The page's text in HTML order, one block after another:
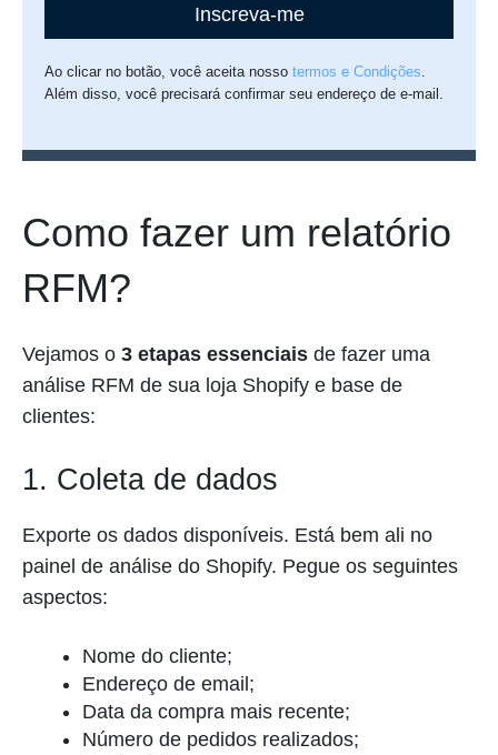
Inscreva-me
Ao clicar no botão, você aceita nossotermos e Condições.
Além disso, você precisará confirmar seu endereço de e-mail.
Como fazer um relatório
RFM?
Vejamos o 3 etapas essenciais de fazer uma
análise RFM de sua loja Shopify e base de
clientes:
1. Coleta de dados
Exporte os dados disponíveis. Está bem ali no
painel de análise do Shopify. Pegue os seguintes
aspectos:
Nome do cliente;
Endereço de email;
Data da compra mais recente;
Número de pedidos realizados;